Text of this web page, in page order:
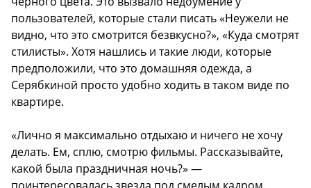
пользователей, которые стали писать «Неужели не
видно, что это смотрится безвкусно?», «Куда смотрят
стилисты». Хотя нашлись и такие люди, которые
предположили, что это домашняя одежда, а
Серябкиной просто удобно ходить в таком виде по
квартире.
«Лично я максимально отдыхаю и ничего не хочу
делать. Ем, сплю, смотрю фильмы. Рассказывайте,
какой была праздничная ночь?» —